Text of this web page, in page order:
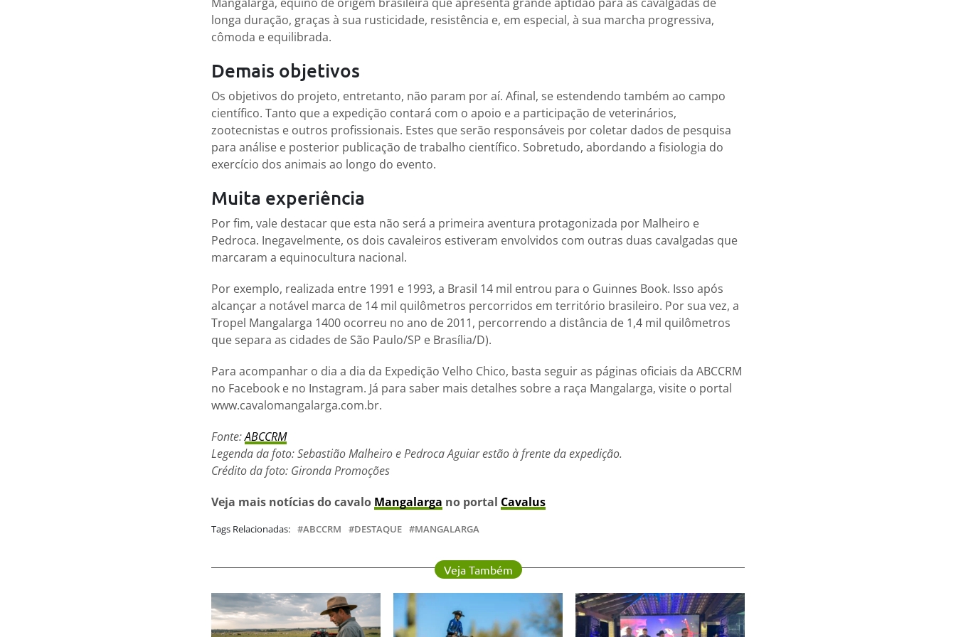
longa duração, graças à sua rusticidade, resistência e, em especial, à sua marcha progressiva,
cômoda e equilibrada.
Demais objetivos
Os objetivos do projeto, entretanto, não param por aí. Afinal, se estendendo também ao campo
científico. Tanto que a expedição contará com o apoio e a participação de veterinários,
zootecnistas e outros profissionais. Estes que serão responsáveis por coletar dados de pesquisa
para análise e posterior publicação de trabalho científico. Sobretudo, abordando a fisiologia do
exercício dos animais ao longo do evento.
Muita experiência
Por fim, vale destacar que esta não será a primeira aventura protagonizada por Malheiro e
Pedroca. Inegavelmente, os dois cavaleiros estiveram envolvidos com outras duas cavalgadas que
marcaram a equinocultura nacional.
Por exemplo, realizada entre 1991 e 1993, a Brasil 14 mil entrou para o Guinnes Book. Isso após
alcançar a notável marca de 14 mil quilômetros percorridos em território brasileiro. Por sua vez, a
Tropel Mangalarga 1400 ocorreu no ano de 2011, percorrendo a distância de 1,4 mil quilômetros
que separa as cidades de São Paulo/SP e Brasília/D).
Para acompanhar o dia a dia da Expedição Velho Chico, basta seguir as páginas oficiais da ABCCRM
no Facebook e no Instagram. Já para saber mais detalhes sobre a raça Mangalarga, visite o portal
www.cavalomangalarga.com.br.
Fonte:ABCCRM
Legenda da foto: Sebastião Malheiro e Pedroca Aguiar estão à frente da expedição.
Crédito da foto: Gironda Promoções
Veja mais notícias do cavalo Mangalarga no portal Cavalus
Tags Relacionadas: ABCCRM DESTAQUE MANGALARGA
Veja Também